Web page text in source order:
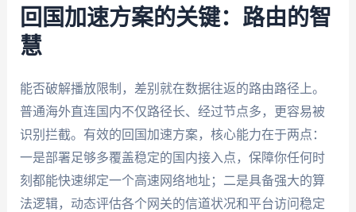
回国加速方案的关键：路由的智
慧
能否破解播放限制，差别就在数据往返的路由路径上。
普通海外直连国内不仅路径长、经过节点多，更容易被
识别拦截。有效的回国加速方案，核心能力在于两点：
一是部署足够多覆盖稳定的国内接入点，保障你任何时
刻都能快速绑定一个高速网络地址；二是具备强大的算
法逻辑，动态评估各个网关的信道状况和平台访问稳定